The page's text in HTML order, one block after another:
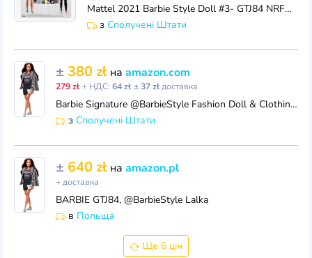
Mattel 2021 Barbie Style Doll #3- GTJ84 NRFB NEW in shipper
зСполучені Штати
± 380 zł на amazon.com
279 zł + НДС: 64 zł ± 37 złдоставка
Barbie Signature @BarbieStyle Fashion Doll & Clothing Set, Curvy Brunette with 2 Tops, Skirt, Pants, Coat, Jacket, 2 Pairs of Shoes & Accessories
з Сполучені Штати
± 640 zł на amazon.pl
+ доставка
BARBIE GTJ84, @BarbieStyle Lalka
в Польща
Ще 6 цін